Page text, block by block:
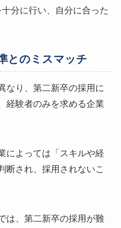
分に行い、自分に合った
とのミスマッチ
なり、第二新卒の採用に
経験者のみを求める企業
によっては「スキルや経
断され、採用されないこ
は、第二新卒の採用が難